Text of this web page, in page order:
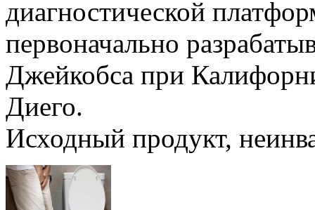
диагностической
первоначально
Джейкобса при
Диего.
Исходный продукт,